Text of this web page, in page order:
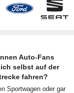
Auto-Fans
selbst auf der
fahren?
Sportwagen oder gar